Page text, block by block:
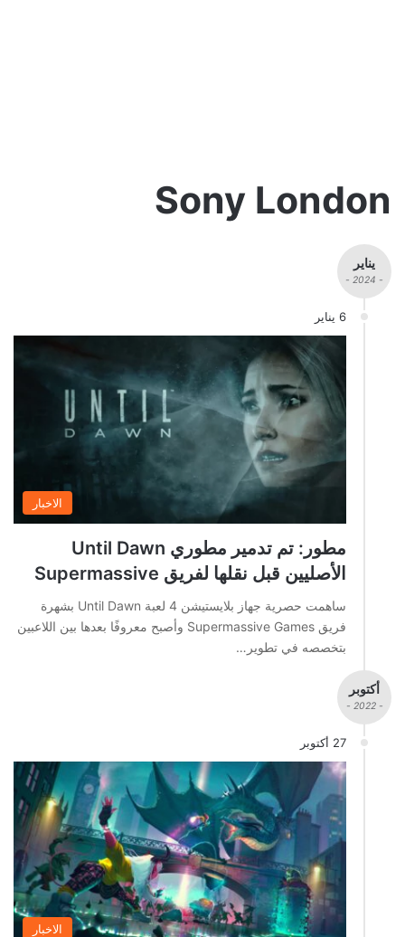
Sony London
يناير
- 2024 -
6 يناير
الاخبار
مطور: تم تدمير مطوري Until Dawn
الأصليين قبل نقلها لفريق Supermassive
ساهمت حصرية جهاز بلايستيشن 4 لعبة Until Dawn بشهرة
فريق Supermassive Games وأصبح معروفًا بعدها بين اللاعبين
بتخصصه في تطوير…
أكتوبر
- 2022 -
27 أكتوبر
الاخبار